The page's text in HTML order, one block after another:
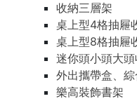
收納三層架
桌上型4格抽屜
桌上型8格抽屜
迷你頭小頭大
外出攜帶盒、
樂高裝飾書架